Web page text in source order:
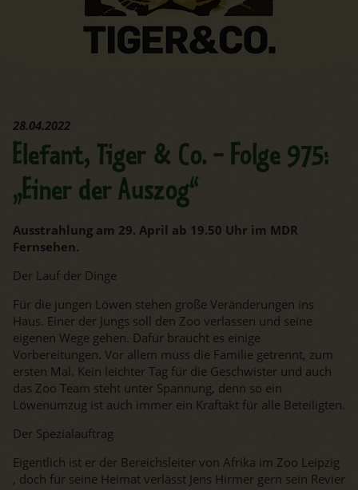
28.04.2022
Elefant, Tiger & Co. - Folge 975:
„Einer der Auszog“
Ausstrahlung am 29. April ab 19.50 Uhr im MDR
Fernsehen.
Der Lauf der Dinge
Für die jungen Löwen stehen große Veränderungen ins
Haus. Einer der Jungs soll den Zoo verlassen und seine
eigenen Wege gehen. Dafür braucht es einige
Vorbereitungen. Vor allem muss die Familie getrennt, zum
ersten Mal. Kein leichter Tag für die Geschwister und auch
das Zoo Team steht unter Spannung, denn so ein
Löwenumzug ist auch immer ein Kraftakt für alle Beteiligten.
Der Spezialauftrag
Eigentlich ist er der Bereichsleiter von Afrika im Zoo Leipzig
, doch für seine Heimat verlässt Jens Hirmer gern sein Revier